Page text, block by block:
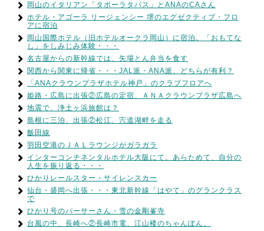
岡山のイタリアン「タボーラタパス」とANAのCAさん
ホテル・アゴーラ リージェンシー 堺のエグゼクティブ・フロ
アに宿泊
岡山国際ホテル（旧ホテルオークラ岡山）に宿泊。「おもてな
し」をしみじみ体験・・・
名古屋からの新幹線では、矢場とん弁当を食す
関西から関東に帰省・・・JAL派・ANA派、どちらが有利？
「ANAクラウンプラザホテル神戸」のクラブフロアへ
姫路・広島に出張②広島の定宿、ＡＮＡクラウンプラザ広島へ
地震で、浄土ヶ浜旅館は？
島根に三泊、出張②松江、宍道湖畔を走る
飯田線
羽田空港のＪＡＬラウンジがガラガラ
インターコンチネンタルホテル大阪にて。あらためて、自分の
人生を振り返る・・・
ひかりレールスター・サイレンスカー
仙台・盛岡へ出張・・・東北新幹線「はやて」のグランクラス
で
ひかり号のパーサーさん・雪の金剛峯寺
台風の中、長崎へ②長崎市電、江山楼のちゃんぽん。